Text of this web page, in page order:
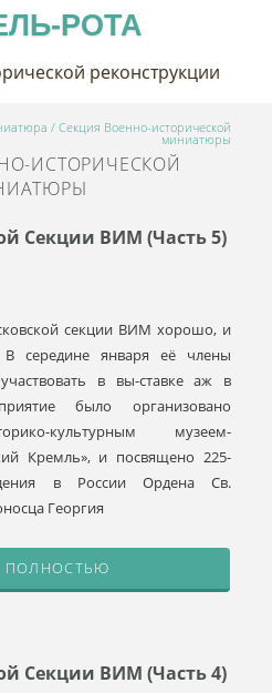
РОТА
реконструкции
/ Cекция Военно-исторической
миниатюры
ИСТОРИЧЕСКОЙ
Cекции ВИМ (часть 5)
секции ВИМ хорошо, и
середине января её члены
в вы-ставке аж в
было организовано
культурным музеем-
Кремль», и посвящено 225-
в России Ордена Св.
Георгия
ПОЛНОСТЬЮ
Cекции ВИМ (часть 4)